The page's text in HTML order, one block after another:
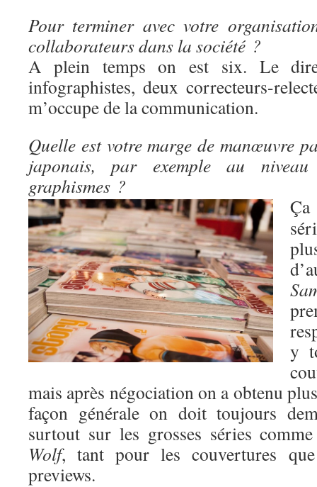
Pour terminer avec votre
collaborateurs dans la société ?
A plein temps on est six. Le
infographistes, deux correcteurs-
m’occupe de la communication.
Quelle est votre marge de manœuvre
japonais, par exemple au
graphismes ?
y
mais après négociation on a obtenu
façon générale on doit toujours
surtout sur les grosses séries
Wolf, tant pour les couvertures
previews.